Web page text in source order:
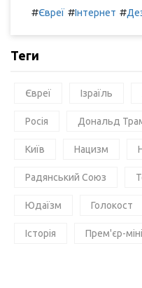
#Євреї #Інтернет #
Теги
Євреї Ізраїль
Росія Дональд
Київ Нацизм
Радянський Союз
Юдаїзм Голокост
Історія Прем'єр-